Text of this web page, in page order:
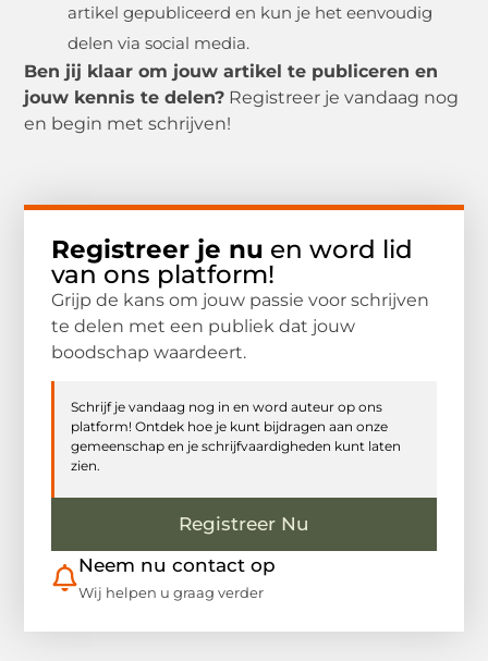
artikel gepubliceerd en kun je het eenvoudig
delen via social media.
Ben jij klaar om jouw artikel te publiceren en
jouw kennis te delen? Registreer je vandaag nog
en begin met schrijven!
Registreer je nu en word lid
van ons platform!
Grijp de kans om jouw passie voor schrijven
te delen met een publiek dat jouw
boodschap waardeert.
Schrijf je vandaag nog in en word auteur op ons
platform! Ontdek hoe je kunt bijdragen aan onze
gemeenschap en je schrijfvaardigheden kunt laten
zien.
Registreer Nu
Neem nu contact op
Wij helpen u graag verder